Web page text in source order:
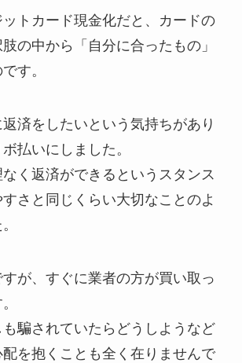
ットカード現金化だと、カードの
の中から「自分に合ったもの」
す。
済をしたいという気持ちがあり
払いにしました。
く返済ができるというスタンス
さと同じくらい大切なことのよ
が、すぐに業者の方が買い取っ
騙されていたらどうしようなど
を抱くことも全く在りませんで